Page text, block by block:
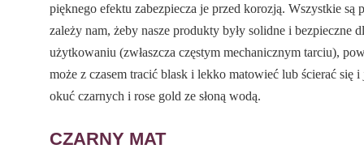
pięknego efektu zabezpiecza je przed korozją. Wszystkie
zależy nam, żeby nasze produkty były solidne i
użytkowaniu (zwłaszcza częstym mechanicznym tarciu),
może z czasem tracić blask i lekko matowieć lub ścierać się
okuć czarnych i rose gold ze słoną wodą.
CZARNY MAT